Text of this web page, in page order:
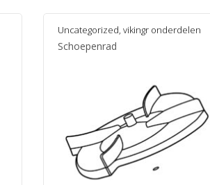
Uncategorized, vikingr onderdelen
Schoepenrad